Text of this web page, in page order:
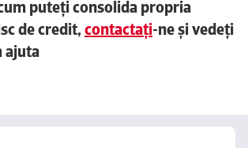
puteți consolida propria
de credit, contactați-ne și vedeți
ajuta